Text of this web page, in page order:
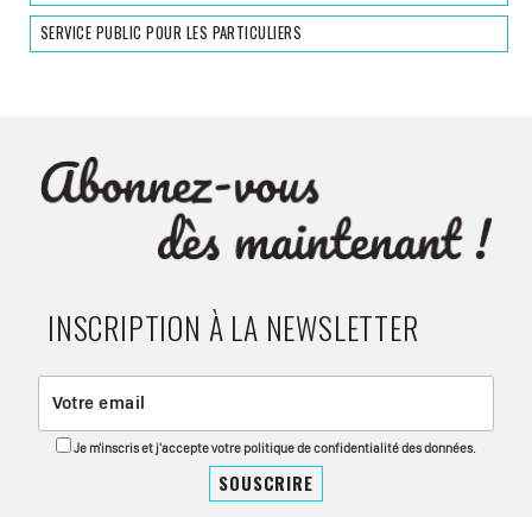
SERVICE PUBLIC POUR LES PARTICULIERS
INSCRIPTION À LA NEWSLETTER
Je m'inscris et j'accepte votre politique de confidentialité des données.